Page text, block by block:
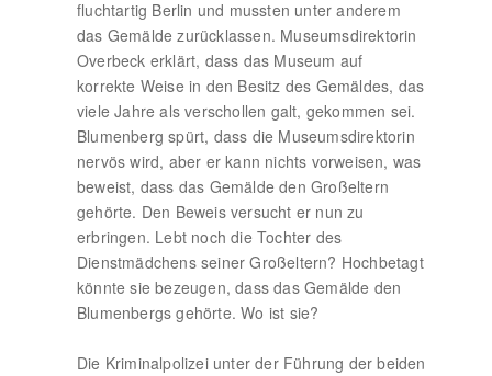
fluchtartig Berlin und mussten unter anderem
das Gemälde zurücklassen. Museumsdirektorin
Overbeck erklärt, dass das Museum auf
korrekte Weise in den Besitz des Gemäldes, das
viele Jahre als verschollen galt, gekommen sei.
Blumenberg spürt, dass die Museumsdirektorin
nervös wird, aber er kann nichts vorweisen, was
beweist, dass das Gemälde den Großeltern
gehörte. Den Beweis versucht er nun zu
erbringen. Lebt noch die Tochter des
Dienstmädchens seiner Großeltern? Hochbetagt
könnte sie bezeugen, dass das Gemälde den
Blumenbergs gehörte. Wo ist sie?
Die Kriminalpolizei unter der Führung der beiden